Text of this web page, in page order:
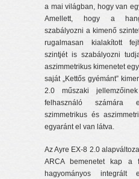
a mai világban, hogy van
Amellett, hogy a
szabályozni a kimenő
rugalmasan kialakított
szintjét is szabályozni
aszimmetrikus kimenetet
saját „Kettős gyémánt”
2.0 műszaki
felhasználó számára
szimmetrikus és
egyaránt el van látva.
Az Ayre EX-8 2.0
ARCA bemenetet kap a
hagyományos integrált